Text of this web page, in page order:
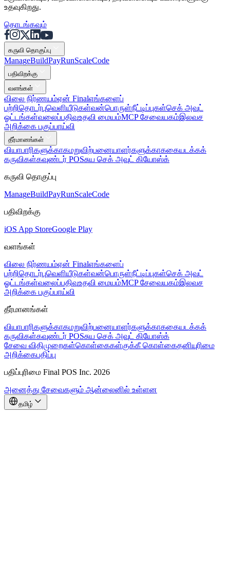
உதவுகிறது.
தொடங்கவும்
கருவி தொகுப்பு
ManageBuildPayRunScaleCode
பதிவிறக்கு
வளங்கள்
விலை நிர்ணயம்ஏன் Finalஎங்களைப்
பற்றிதொடர்புவெளியீடுகள்வன்பொருள்நீட்டிப்புகள்செக் அவுட்
ஓட்டங்கள்வலைப்பதிவுஉதவி மையம்MCP சேவையகம்இலவச
அறிக்கை பகுப்பாய்வி
தீர்மானங்கள்
வியாபாரிகளுக்காகமறுவிற்பனையாளர்களுக்காககையடக்கக்
கருவிகள்கவுண்டர் POSசுய செக் அவுட் கியோஸ்க்
கருவி தொகுப்பு
ManageBuildPayRunScaleCode
பதிவிறக்கு
iOS App StoreGoogle Play
வளங்கள்
விலை நிர்ணயம்ஏன் Finalஎங்களைப்
பற்றிதொடர்புவெளியீடுகள்வன்பொருள்நீட்டிப்புகள்செக் அவுட்
ஓட்டங்கள்வலைப்பதிவுஉதவி மையம்MCP சேவையகம்இலவச
அறிக்கை பகுப்பாய்வி
தீர்மானங்கள்
வியாபாரிகளுக்காகமறுவிற்பனையாளர்களுக்காககையடக்கக்
கருவிகள்கவுண்டர் POSசுய செக் அவுட் கியோஸ்க்
சேவை விதிமுறைகள்கொள்கைகள்குக்கீ கொள்கைதனியுரிமை
அறிக்கைபதிப்பு
பதிப்புரிமை Final POS Inc. 2026
அனைத்து சேவைகளும் ஆன்லைனில் உள்ளன
தமிழ்